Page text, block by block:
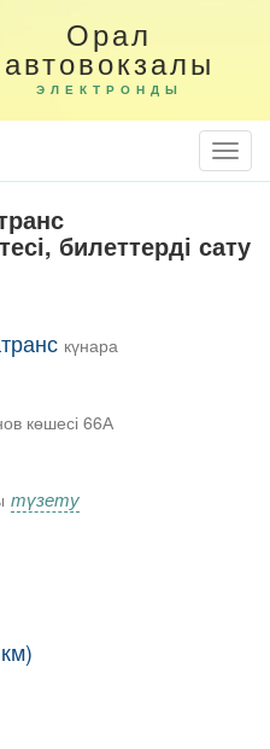
Орал
автовокзалы
ЭЛЕКТРОНДЫ
билеттерді сату
күнара
көшесі 66А
түзету